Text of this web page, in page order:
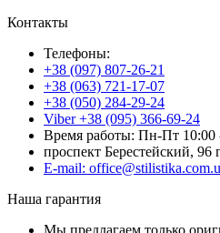
Контакты
Телефоны:
+38 (097) 807-26-21
+38 (063) 721-17-07
+38 (050) 284-29-24
Viber +38 (095) 366-69-24
Время работы: Пн-Пт 10:00
проспект Берестейский, 96
E-mail:
Наша гарантия
Мы предлагаем только